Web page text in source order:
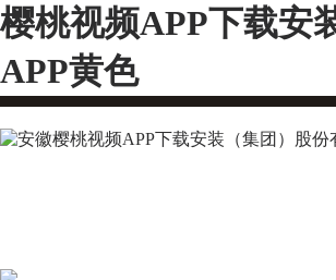
樱桃视频APP下载安
APP黄色